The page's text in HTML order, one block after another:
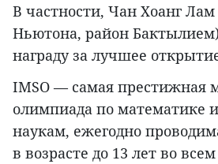
В частности, Чан Хоанг
Ньютона, район
награду за лучшее
IMSO — самая престижная
олимпиада по математике
наукам, ежегодно
в возрасте до 13 лет во